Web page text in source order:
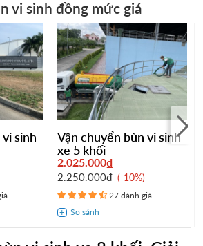
vi sinh đồng mức giá
sinh
Vận chuyển bùn vi sinh
xe 5 khối
2.025.000₫
2.250.000₫ -10%
27 đánh giá